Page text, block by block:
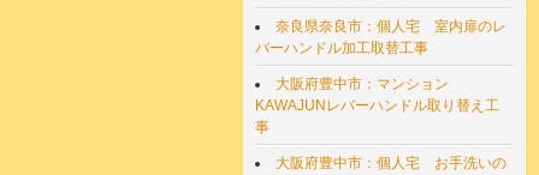
奈良県奈良市：個人宅 室内扉のレ
バーハンドル加工取替工事
大阪府豊中市：マンション
KAWAJUNレバーハンドル取り替え工
事
大阪府豊中市：個人宅 お手洗いの